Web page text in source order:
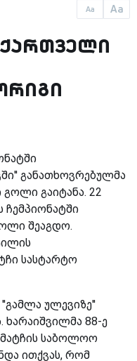
Aa Aa
განათხოვრებულმა
გაიტანა. 22
შეაგდო.
სასტარტო
ულევიზე''
ხარაიშვილმა 88-ე
საბოლოო
ითქვას, რომ